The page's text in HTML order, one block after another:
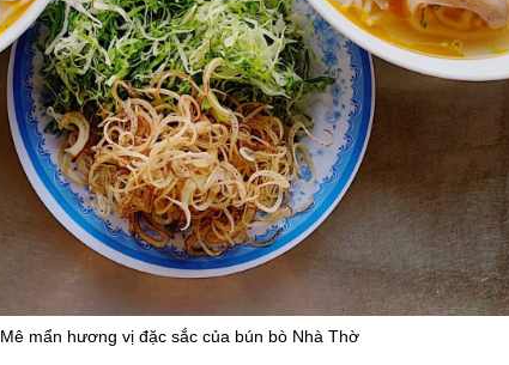
Mê mẩn hương vị đặc sắc của bún bò Nhà Thờ